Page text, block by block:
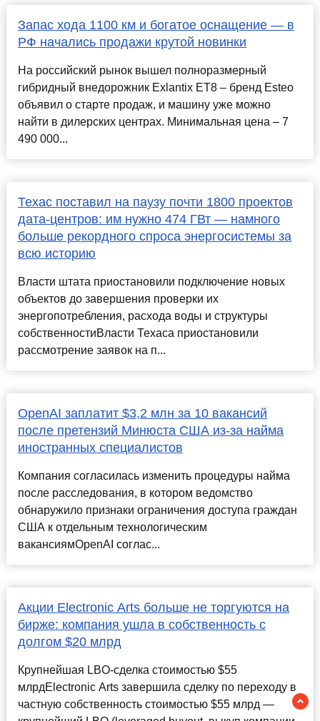
Запас хода 1100 км и богатое оснащение — в
РФ начались продажи крутой новинки
На российский рынок вышел полноразмерный
гибридный внедорожник Exlantix ET8 – бренд Esteo
объявил о старте продаж, и машину уже можно
найти в дилерских центрах. Минимальная цена – 7
490 000...
Техас поставил на паузу почти 1800 проектов
дата-центров: им нужно 474 ГВт — намного
больше рекордного спроса энергосистемы за
всю историю
Власти штата приостановили подключение новых
объектов до завершения проверки их
энергопотребления, расхода воды и структуры
собственностиВласти Техаса приостановили
рассмотрение заявок на п...
OpenAI заплатит $3,2 млн за 10 вакансий
после претензий Минюста США из-за найма
иностранных специалистов
Компания согласилась изменить процедуры найма
после расследования, в котором ведомство
обнаружило признаки ограничения доступа граждан
США к отдельным технологическим
вакансиямOpenAI соглас...
Акции Electronic Arts больше не торгуются на
бирже: компания ушла в собственность с
долгом $20 млрд
Крупнейшая LBO-сделка стоимостью $55
млрдElectronic Arts завершила сделку по переходу в
частную собственность стоимостью $55 млрд —